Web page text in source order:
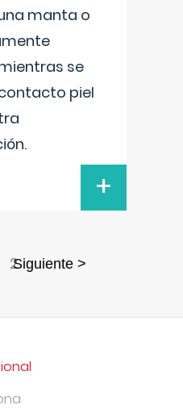
manta o
se
piel
+
2Siguiente >